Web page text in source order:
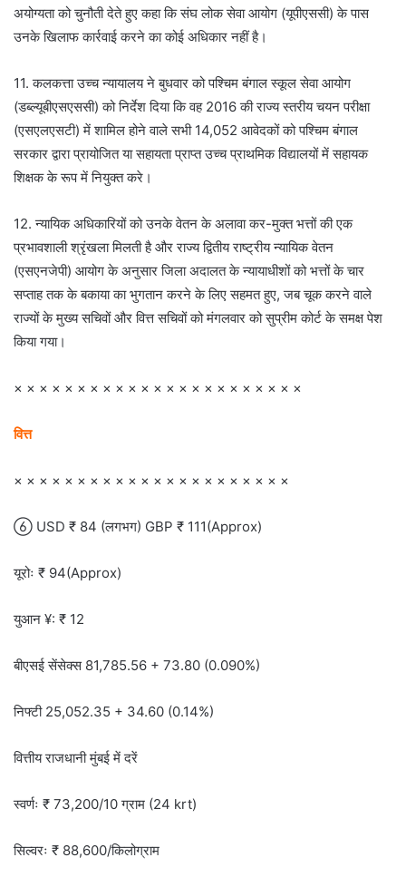
अयोग्यता को चुनौती देते हुए कहा कि संघ लोक सेवा आयोग (यूपीएससी) के पास
उनके खिलाफ कार्रवाई करने का कोई अधिकार नहीं है।
11. कलकत्ता उच्च न्यायालय ने बुधवार को पश्चिम बंगाल स्कूल सेवा आयोग
(डब्ल्यूबीएसएससी) को निर्देश दिया कि वह 2016 की राज्य स्तरीय चयन परीक्षा
(एसएलएसटी) में शामिल होने वाले सभी 14,052 आवेदकों को पश्चिम बंगाल
सरकार द्वारा प्रायोजित या सहायता प्राप्त उच्च प्राथमिक विद्यालयों में सहायक
शिक्षक के रूप में नियुक्त करे।
12. न्यायिक अधिकारियों को उनके वेतन के अलावा कर-मुक्त भत्तों की एक
प्रभावशाली श्रृंखला मिलती है और राज्य द्वितीय राष्ट्रीय न्यायिक वेतन
(एसएनजेपी) आयोग के अनुसार जिला अदालत के न्यायाधीशों को भत्तों के चार
सप्ताह तक के बकाया का भुगतान करने के लिए सहमत हुए, जब चूक करने वाले
राज्यों के मुख्य सचिवों और वित्त सचिवों को मंगलवार को सुप्रीम कोर्ट के समक्ष पेश
किया गया।
× × × × × × × × × × × × × × × × × × × × × × ×
वित्त
× × × × × × × × × × × × × × × × × × × × × ×
 USD ₹ 84 (लगभग) GBP ₹ 111(Approx)
यूरोः ₹ 94(Approx)
युआन ¥: ₹ 12
बीएसई सेंसेक्स 81,785.56 + 73.80 (0.090%)
निफ्टी 25,052.35 + 34.60 (0.14%)
वित्तीय राजधानी मुंबई में दरें
स्वर्णः ₹ 73,200/10 ग्राम (24 krt)
सिल्वरः ₹ 88,600/किलोग्राम